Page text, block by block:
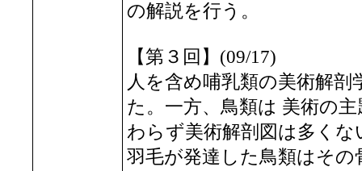
の解説を行う。
【第３回】(09/17)
人を含め哺乳類の美術解
た。一方、鳥類は 美術の
わらず美術解剖図は多くな
羽毛が発達した鳥類はそ